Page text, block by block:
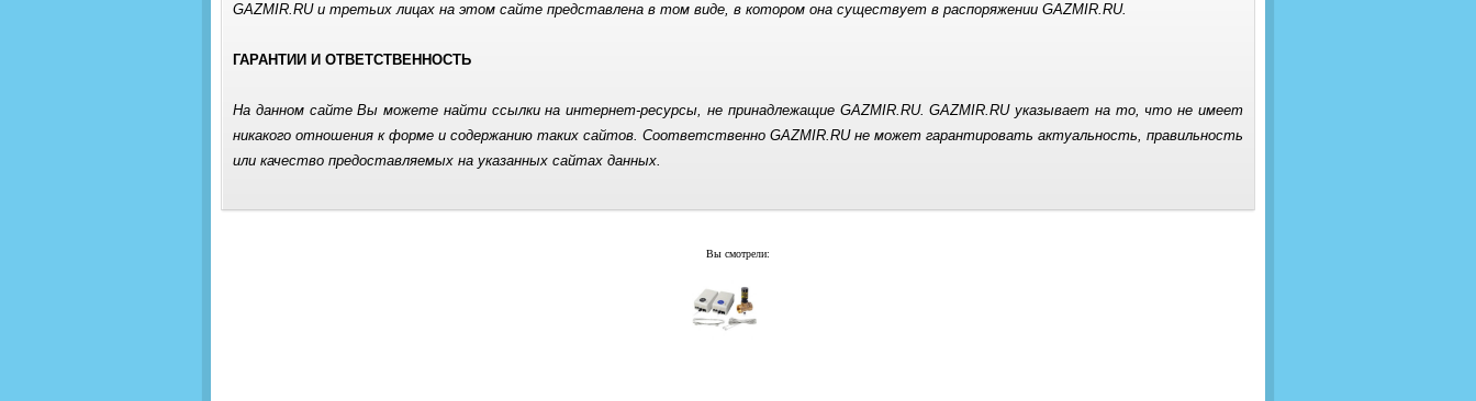
GAZMIR.RU и третьих лицах на этом сайте представлена в том виде, в котором она существует в распоряжении GAZMIR.RU.
ГАРАНТИИ И ОТВЕТСТВЕННОСТЬ
На данном сайте Вы можете найти ссылки на интернет-ресурсы, не принадлежащие GAZMIR.RU. GAZMIR.RU указывает на то, что не имеет
никакого отношения к форме и содержанию таких сайтов. Соответственно GAZMIR.RU не может гарантировать актуальность, правильность
или качество предоставляемых на указанных сайтах данных.
Вы смотрели: